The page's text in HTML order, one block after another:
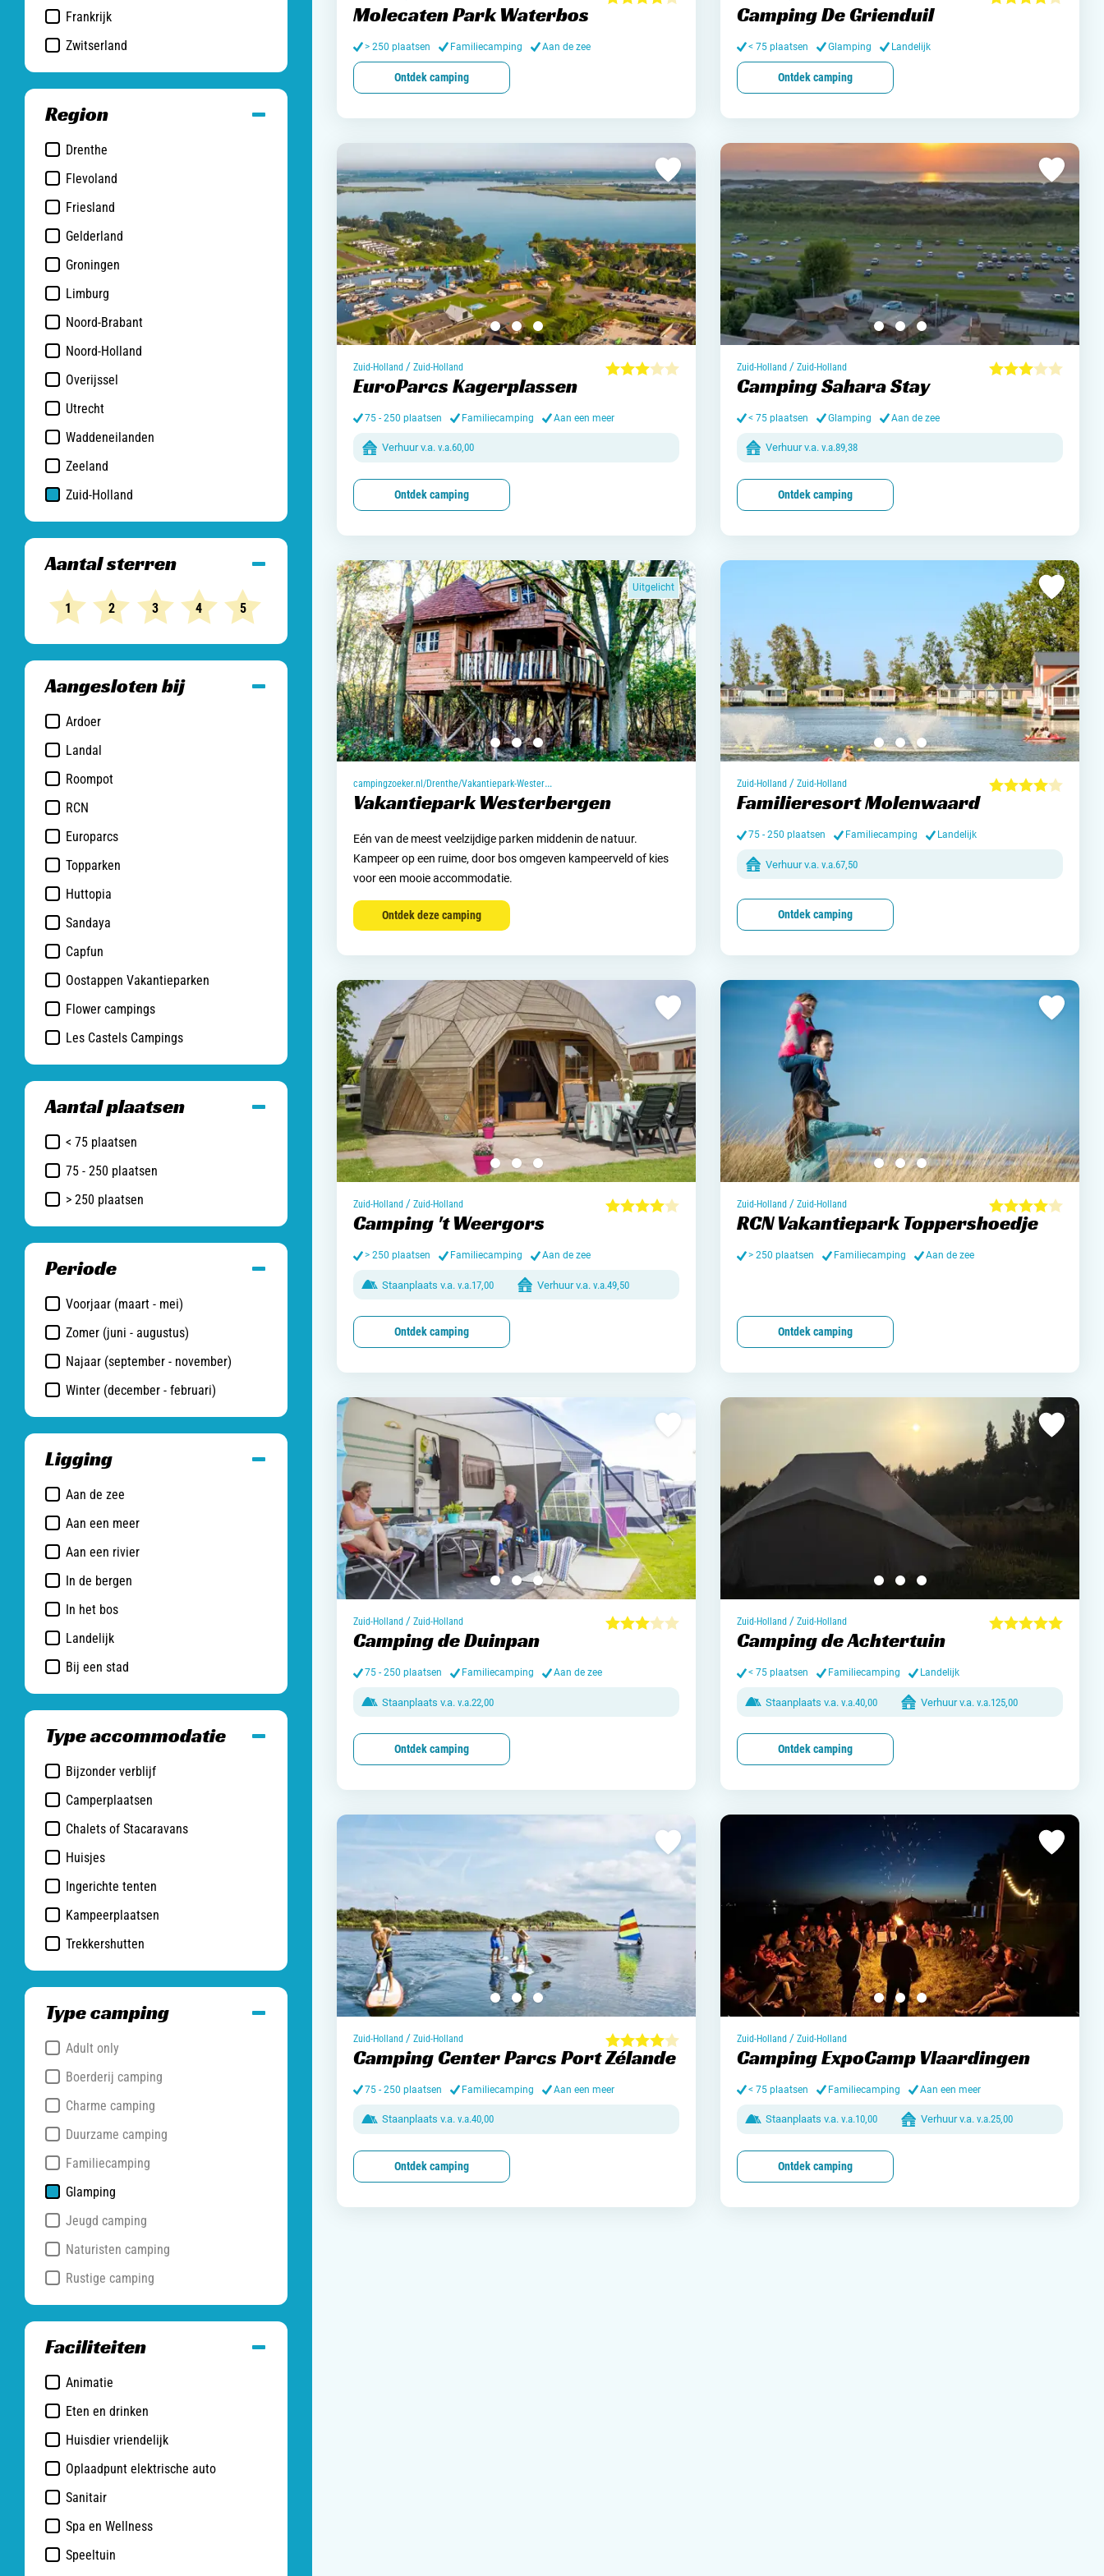
Frankrijk
Zwitserland
Nieuws / blog
Over Campingzoeker
Veel gestelde vragen
Meld mijn camping aan
Contact opnemen
Frankrijk
Zwitserland
Region
Drenthe
Flevoland
Friesland
Gelderland
Groningen
Limburg
Noord-Brabant
Noord-Holland
Overijssel
Utrecht
Waddeneilanden
Zeeland
Zuid-Holland
Aantal sterren
1 2 3 4 5
Aangesloten bij
Ardoer
Landal
Roompot
RCN
Europarcs
Topparken
Huttopia
Sandaya
Capfun
Oostappen Vakantieparken
Flower campings
Les Castels Campings
Aantal plaatsen
< 75 plaatsen
75 - 250 plaatsen
> 250 plaatsen
Periode
Voorjaar (maart - mei)
Zomer (juni - augustus)
Najaar (september - november)
Winter (december - februari)
Ligging
Aan de zee
Aan een meer
Aan een rivier
In de bergen
In het bos
Landelijk
Bij een stad
Type accommodatie
Bijzonder verblijf
Camperplaatsen
Chalets of Stacaravans
Huisjes
Ingerichte tenten
Kampeerplaatsen
Trekkershutten
Type camping
Adult only
Boerderij camping
Charme camping
Duurzame camping
Familiecamping
Glamping
Jeugd camping
Naturisten camping
Rustige camping
Faciliteiten
Animatie
Eten en drinken
Afhaal
Broodjes service
Café / Bar / Terras
Campingwinkel(tje)
Restaurant
Huisdier vriendelijk
Oplaadpunt elektrische auto
Sanitair
Babysanitair
Familiedouches
Spa en Wellness
Speeltuin
Molecaten Park Waterbos
> 250 plaatsen Familiecamping Aan de zee
Ontdek camping
Camping De Grienduil
< 75 plaatsen Glamping Landelijk
Ontdek camping
Zuid-Holland / Zuid-Holland
EuroParcs Kagerplassen
75 - 250 plaatsen Familiecamping Aan een meer
Verhuur v.a. v.a.60,00
Ontdek camping
Zuid-Holland / Zuid-Holland
Camping Sahara Stay
< 75 plaatsen Glamping Aan de zee
Verhuur v.a. v.a.89,38
Ontdek camping
Uitgelicht
campingzoeker.nl/Drenthe/Vakantiepark-Westerbergen
Vakantiepark Westerbergen
Eén van de meest veelzijdige parken middenin de natuur.
Kampeer op een ruime, door bos omgeven kampeerveld of kies
voor een mooie accommodatie.
Ontdek deze camping
Zuid-Holland / Zuid-Holland
Familieresort Molenwaard
75 - 250 plaatsen Familiecamping Landelijk
Verhuur v.a. v.a.67,50
Ontdek camping
Zuid-Holland / Zuid-Holland
Camping 't Weergors
> 250 plaatsen Familiecamping Aan de zee
Staanplaats v.a. v.a.17,00 Verhuur v.a. v.a.49,50
Ontdek camping
Zuid-Holland / Zuid-Holland
RCN Vakantiepark Toppershoedje
> 250 plaatsen Familiecamping Aan de zee
Ontdek camping
Zuid-Holland / Zuid-Holland
Camping de Duinpan
75 - 250 plaatsen Familiecamping Aan de zee
Staanplaats v.a. v.a.22,00
Ontdek camping
Zuid-Holland / Zuid-Holland
Camping de Achtertuin
< 75 plaatsen Familiecamping Landelijk
Staanplaats v.a. v.a.40,00 Verhuur v.a. v.a.125,00
Ontdek camping
Zuid-Holland / Zuid-Holland
Camping Center Parcs Port Zélande
75 - 250 plaatsen Familiecamping Aan een meer
Staanplaats v.a. v.a.40,00
Ontdek camping
Zuid-Holland / Zuid-Holland
Camping ExpoCamp Vlaardingen
< 75 plaatsen Familiecamping Aan een meer
Staanplaats v.a. v.a.10,00 Verhuur v.a. v.a.25,00
Ontdek camping